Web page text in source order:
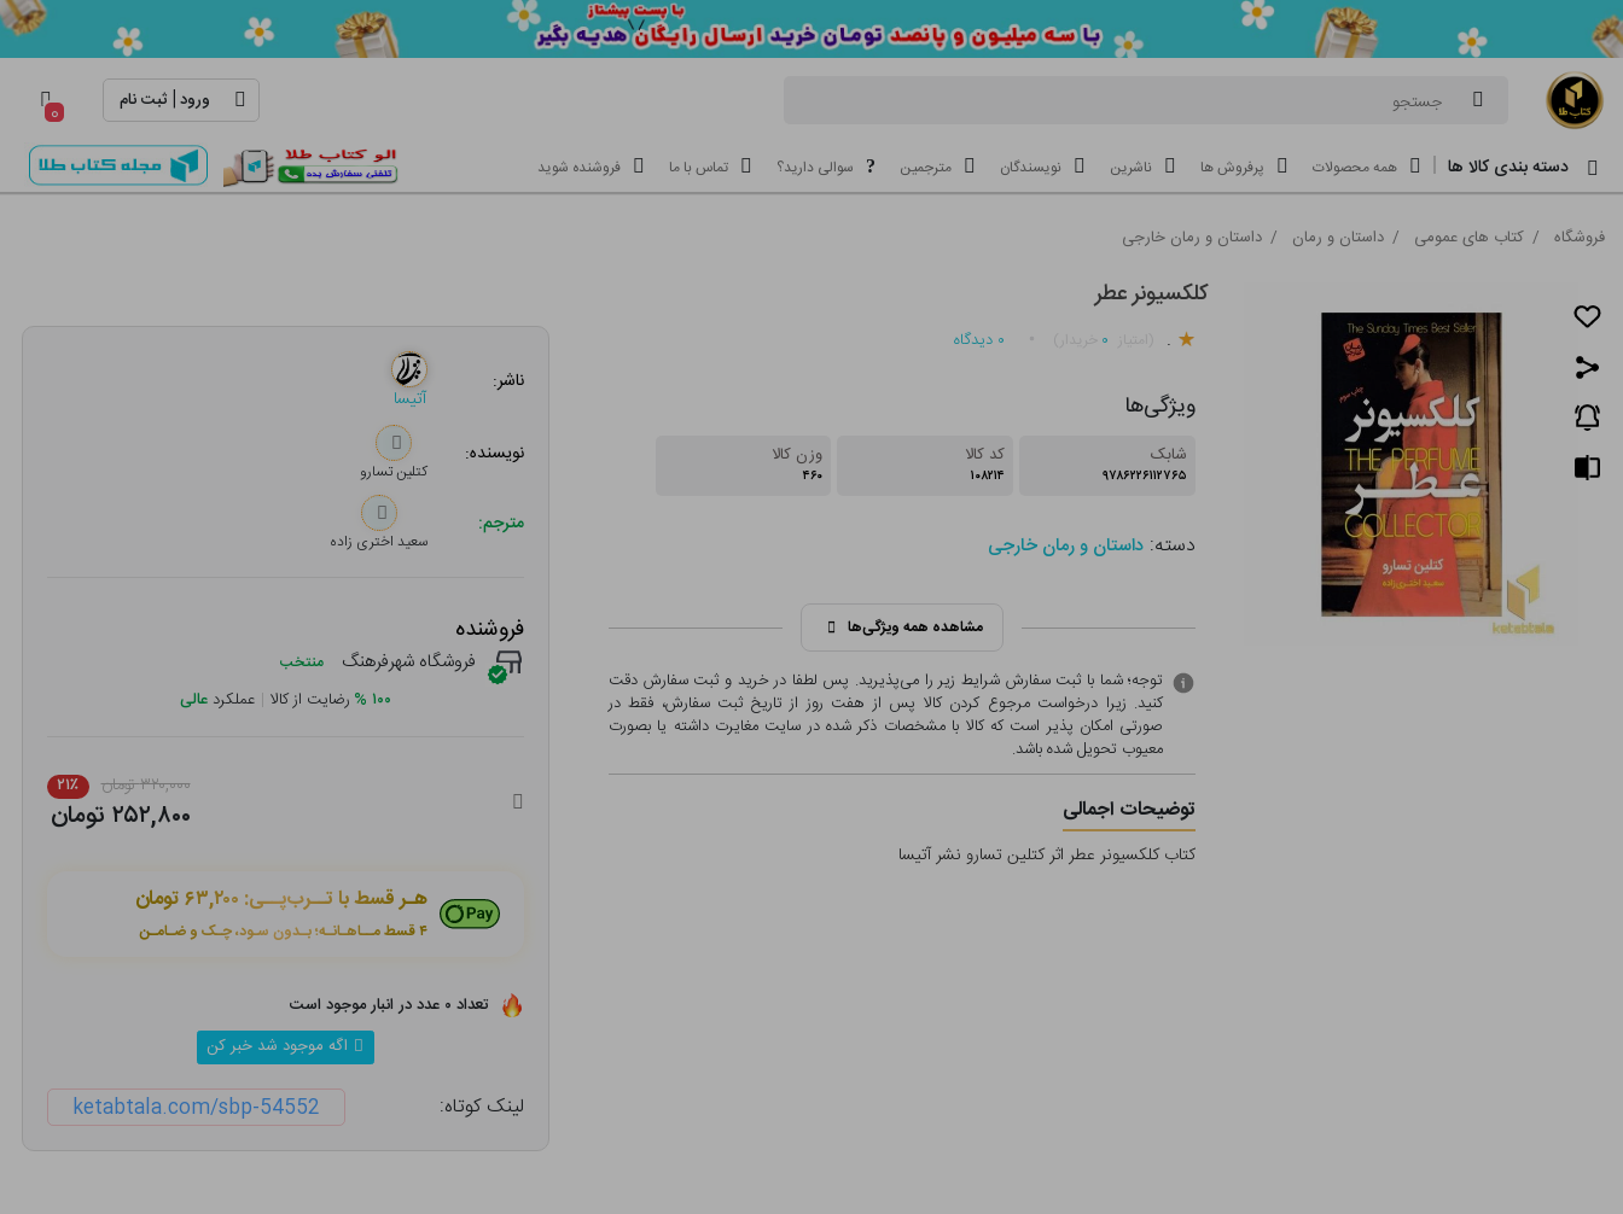
جستجو ورود| ثبت نام ۰
دسته بندی کالا ها همه محصولات پرفروش ها ناشرین نویسندگان مترجمین سوالی دارید؟ تماس با ما فروشنده شوید
فروشگاه / کتاب های عمومی / داستان و رمان / داستان و رمان خارجی
کلکسیونر عطر
. ۰ ۰ دیدگاه
ویژگی‌ها
شابک
۹۷۸۶۲۲۶۱۱۲۷۶۵
کد کالا
۱۰۸۲۱۴
وزن کالا
۴۶۰
دسته: داستان و رمان خارجی
مشاهده همه ویژگی‌ها
توجه؛ شما با ثبت سفارش شرایط زیر را می‌پذیرید. پس لطفا در خرید و ثبت سفارش دقت
کنید. زیرا درخواست مرجوع کردن کالا پس از هفت روز از تاریخ ثبت سفارش، فقط در
صورتی امکان پذیر است که کالا با مشخصات ذکر شده در سایت مغایرت داشته یا بصورت
معيوب تحویل شده باشد.
توضیحات اجمالی
کتاب کلکسیونر عطر اثر کتلین تسارو نشر آتیسا
ناشر:
آتیسا
نویسنده:
کتلین تسارو
مترجم:
سعید اختری زاده
فروشنده
فروشگاه شهرفرهنگ منتخب
۱۰۰ % رضایت از کالا | عملکرد عالی
۳۲۰,۰۰۰ تومان ۲۱٪
۲۵۲,۸۰۰ تومان
هـر قسط با تــرب‌پــی: ۶۳,۲۰۰ تومان
۴ قسط مــاهـانـه؛ بـدون سـود، چـک و ضـامـن
تعداد ۰ عدد در انبار موجود است
اگه موجود شد خبر کن
لینک کوتاه: ketabtala.com/sbp-54552